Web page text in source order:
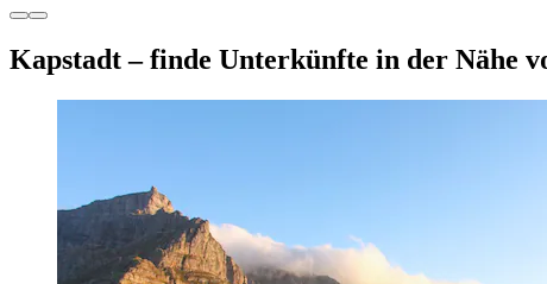
Kapstadt – finde Unterkünfte in der Nähe